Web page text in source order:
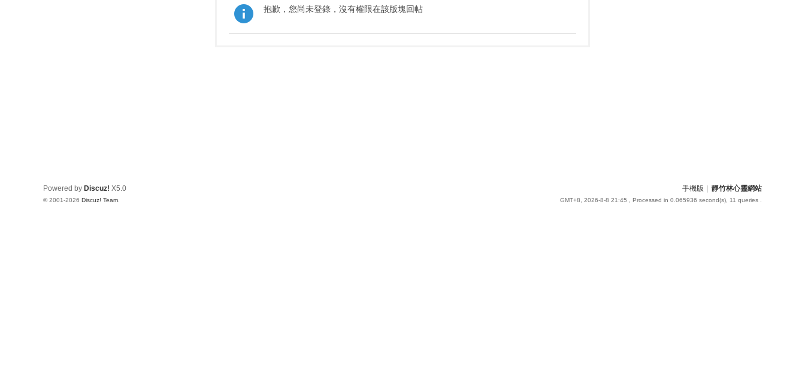
抱歉，您尚未登錄，沒有權限在該版塊回帖
手機版 靜竹林心靈網站
GMT+8, 2026-8-8 21:45 , Processed in 0.065936 second(s), 11 queries .
Powered by Discuz! X5.0
© 2001-2026 Discuz! Team